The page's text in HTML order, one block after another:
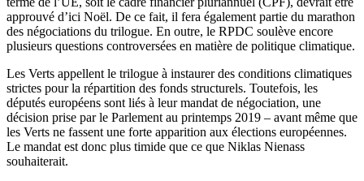
approuvé d’ici Noël. De ce fait, il fera également partie du marathon
des négociations du trilogue. En outre, le RPDC soulève encore
plusieurs questions controversées en matière de politique climatique.
Les Verts appellent le trilogue à instaurer des conditions climatiques
strictes pour la répartition des fonds structurels. Toutefois, les
députés européens sont liés à leur mandat de négociation, une
décision prise par le Parlement au printemps 2019 – avant même que
les Verts ne fassent une forte apparition aux élections européennes.
Le mandat est donc plus timide que ce que Niklas Nienass
souhaiterait.